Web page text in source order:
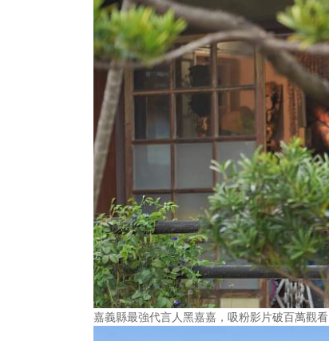
嘉義縣最強代言人黑嘉嘉，吸粉影片破百萬觀看